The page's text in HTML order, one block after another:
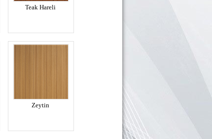
Teak Hareli
Zeytin